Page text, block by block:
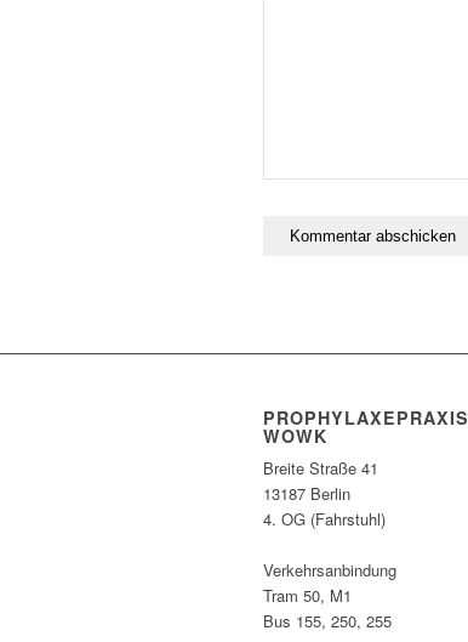
PROPHYLAXEPRAXIS
WOWK
Breite Straße 41
13187 Berlin
4. OG (Fahrstuhl)
Verkehrsanbindung
Tram 50, M1
Bus 155, 250, 255